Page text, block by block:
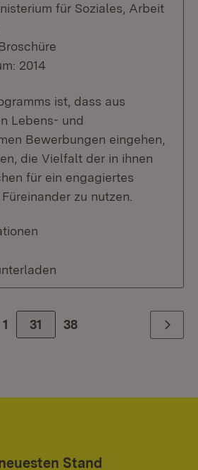
für Soziales, Arbeit
2014
ist, dass aus
Lebens- und
Bewerbungen eingehen,
die Vielfalt der in ihnen
für ein engagiertes
zu nutzen.
1 Zur Seite
31 38 Weiter
Stand